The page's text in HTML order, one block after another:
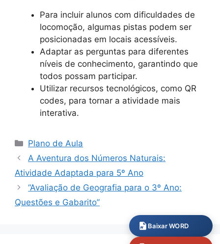
Para incluir alunos com dificuldades de
locomoção, algumas pistas podem ser
posicionadas em locais acessíveis.
Adaptar as perguntas para diferentes
níveis de conhecimento, garantindo que
todos possam participar.
Utilizar recursos tecnológicos, como QR
codes, para tornar a atividade mais
interativa.
Categorias
Plano de Aula
A Aventura dos Números Naturais:
Atividade Adaptada para 5º Ano
“Avaliação de Geografia para o 3º Ano:
Questões e Gabarito”
Baixar WORD